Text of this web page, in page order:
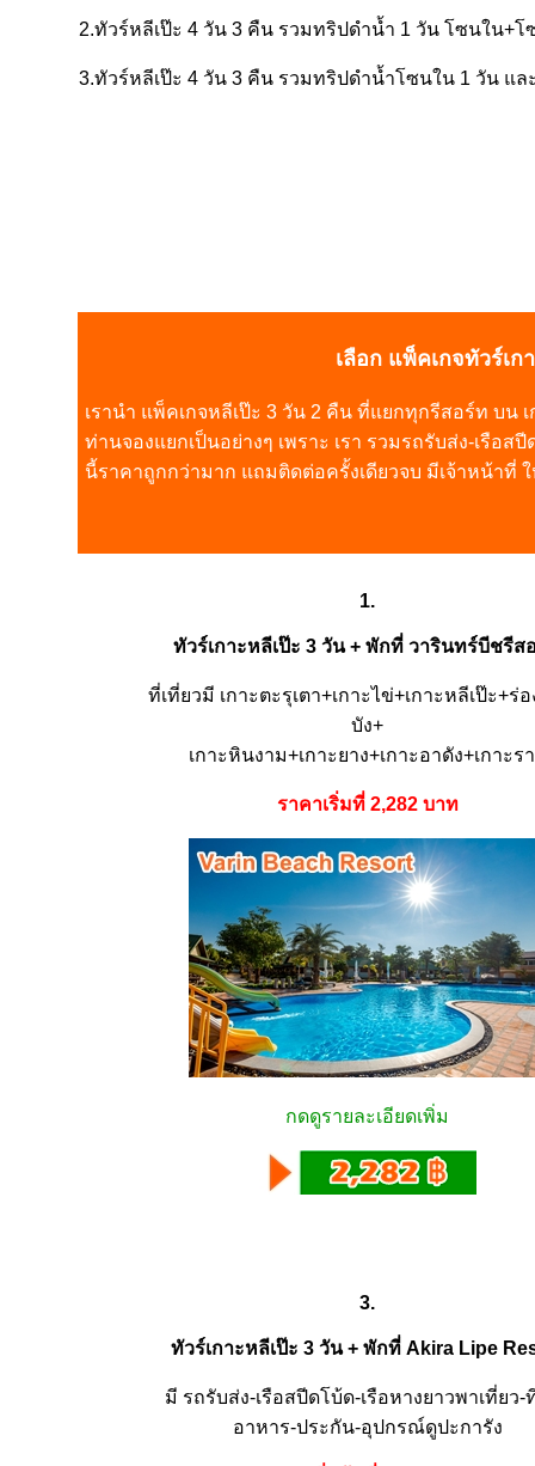
2.ทัวร์หลีเป๊ะ 4 วัน 3 คืน รวมทริปดำน้ำ 1 วัน โซนใน+
3.ทัวร์หลีเป๊ะ 4 วัน 3 คืน รวมทริปดำน้ำโซนใน 1 วัน แ
เลือก แพ็คเกจทัวร์เ
เรานำ แพ็คเกจหลีเป๊ะ 3 วัน 2 คืน ที่แยกทุกรีสอร์ท บน
ท่านจองแยกเป็นอย่างๆ เพราะ เรา รวมรถรับส่ง-เรื
นี้ราคาถูกกว่ามาก แถมติดต่อครั้งเดียวจบ มีเจ้าหน้าที่
1.
ทัวร์เกาะหลีเป๊ะ 3 วัน + พักที่ วารินทร์บีชรีส
ที่เที่ยวมี เกาะตะรุเตา+เกาะไข่+เกาะหลีเป๊ะ+ร่
บัง+
เกาะหินงาม+เกาะยาง+เกาะอาดัง+เกาะร
ราคาเริ่มที่ 2,282 บาท
กดดูรายละเอียดเพิ่ม
3.
ทัวร์เกาะหลีเป๊ะ 3 วัน + พักที่ Akira Lipe
มี รถรับส่ง-เรือสปีดโบ้ด-เรือหางยาวพาเที่ยว-
อาหาร-ประกัน-อุปกรณ์ดูปะการัง